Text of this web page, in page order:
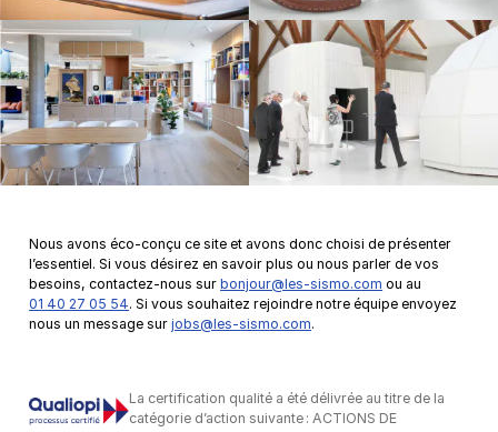
Nous avons éco-conçu ce site et avons donc choisi de présenter
l’essentiel. Si vous désirez en savoir plus ou nous parler de vos
besoins, contactez-nous surbonjour@les-sismo.com ou au
01 40 27 05 54. Si vous souhaitez rejoindre notre équipe envoyez
nous un message surjobs@les-sismo.com.
La certification qualité a été délivrée au titre de la
catégorie d’action suivante : ACTIONS DE